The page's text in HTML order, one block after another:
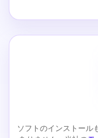
ソフトのインストール